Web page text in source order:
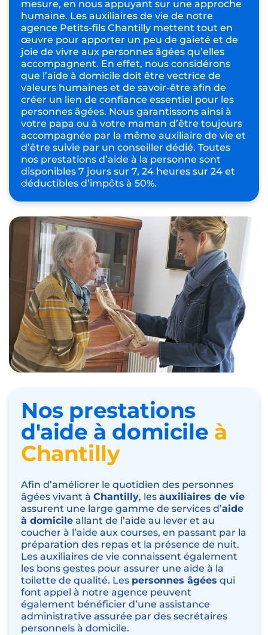
mesure, en nous appuyant sur une approche
humaine. Les auxiliaires de vie de notre
agence Petits-fils Chantilly mettent tout en
œuvre pour apporter un peu de gaieté et de
joie de vivre aux personnes âgées qu’elles
accompagnent. En effet, nous considérons
que l’aide à domicile doit être vectrice de
valeurs humaines et de savoir-être afin de
créer un lien de confiance essentiel pour les
personnes âgées. Nous garantissons ainsi à
votre papa ou à votre maman d’être toujours
accompagnée par la même auxiliaire de vie et
d’être suivie par un conseiller dédié. Toutes
nos prestations d’aide à la personne sont
disponibles 7 jours sur 7, 24 heures sur 24 et
déductibles d’impôts à 50%.
Nos prestations
d'aide à domicile à
Chantilly
Afin d’améliorer le quotidien des personnes
âgées vivant à Chantilly, les auxiliaires de vie
assurent une large gamme de services d’aide
à domicile allant de l’aide au lever et au
coucher à l’aide aux courses, en passant par la
préparation des repas et la présence de nuit.
Les auxiliaires de vie connaissent également
les bons gestes pour assurer une aide à la
toilette de qualité. Les personnes âgées qui
font appel à notre agence peuvent
également bénéficier d’une assistance
administrative assurée par des secrétaires
personnels à domicile.